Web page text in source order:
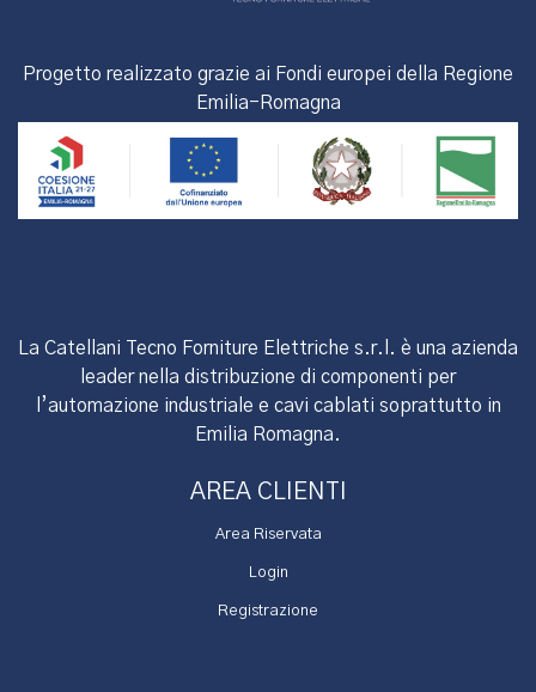
Progetto realizzato grazie ai Fondi europei della Regione
Emilia-Romagna
La Catellani Tecno Forniture Elettriche s.r.l. è una azienda
leader nella distribuzione di componenti per
l’automazione industriale e cavi cablati soprattutto in
Emilia Romagna.
AREA CLIENTI
Area Riservata
Login
Registrazione